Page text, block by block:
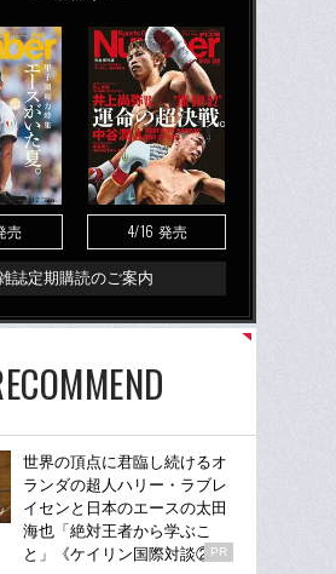
売 4/16 発売
誌定期購読のご案内
世界の頂点に君臨し続けるオ
ランダの超人ハリー・ラブレ
イセンと日本のエースの太田
海也「絶対王者から学ぶこ
と」《ケイリン国際対談②》
PR